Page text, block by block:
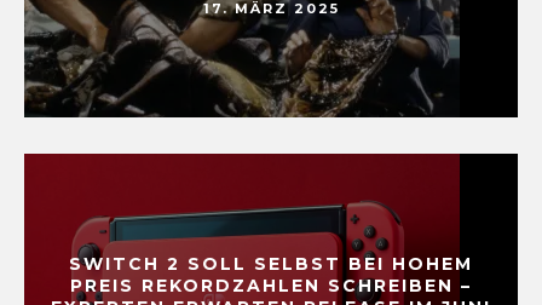
17. MÄRZ 2025
SWITCH 2 SOLL SELBST BEI HOHEM
PREIS REKORDZAHLEN SCHREIBEN –